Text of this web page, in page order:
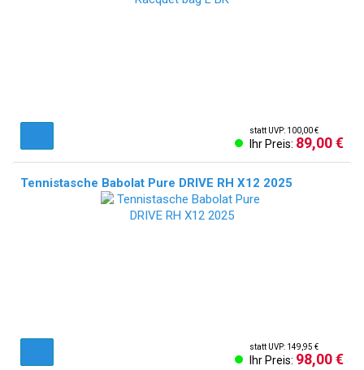
statt UVP: 100,00 €
Ihr Preis: 89,00 €
Tennistasche Babolat Pure DRIVE RH X12 2025
statt UVP: 149,95 €
Ihr Preis: 98,00 €